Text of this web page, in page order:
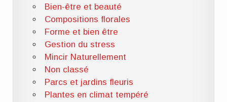
Bien-être et beauté
Compositions florales
Forme et bien être
Gestion du stress
Mincir Naturellement
Non classé
Parcs et jardins fleuris
Plantes en climat tempéré